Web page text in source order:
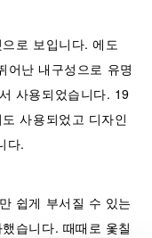
로 보입니다. 에도
난 내구성으로 유명
사용되었습니다. 19
사용되었고 디자인
다.
쉽게 부서질 수 있는
습니다. 때때로 옻칠